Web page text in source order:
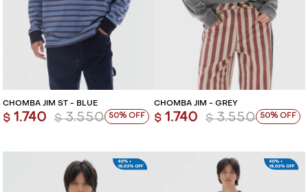
CHOMBA JIM ST - BLUE
$ 1.740 $ 3.550 50
CHOMBA JIM - GREY
$ 1.740 $ 3.550 50